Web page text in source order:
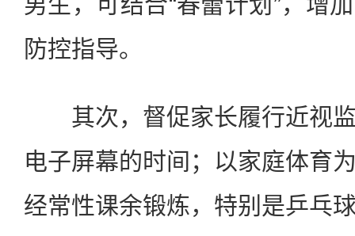
防控指导。
其次，督促家长履行近视监
电子屏幕的时间；以家庭体育
经常性课余锻炼，特别是乒乓